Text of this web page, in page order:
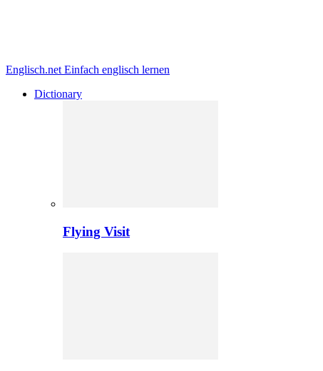
Englisch.net Einfach englisch lernen
Dictionary
Flying Visit